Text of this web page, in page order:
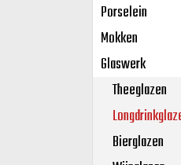
Porselein
Mokken
Glaswerk
Theeglazen
Bierglazen